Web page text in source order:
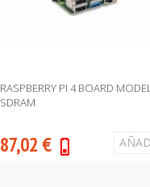
RASPBERRY PI 4 BOARD
SDRAM
87,02€